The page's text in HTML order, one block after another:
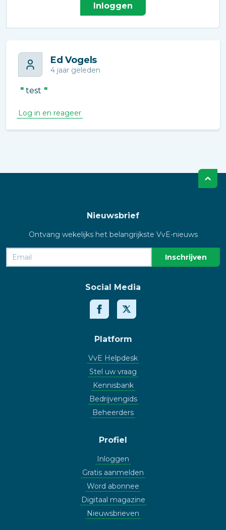
Inloggen
Ed Vogels
4 jaar geleden
test
Log in en reageer
Nieuwsbrief
Ontvang wekelijks het belangrijkste VvE-nieuws
Social Media
Platform
VvE Helpdesk
Stel uw vraag
Kennisbank
Bedrijvengids
Beheerders
Profiel
Inloggen
Gratis aanmelden
Word abonnee
Digitaal magazine
Nieuwsbrieven